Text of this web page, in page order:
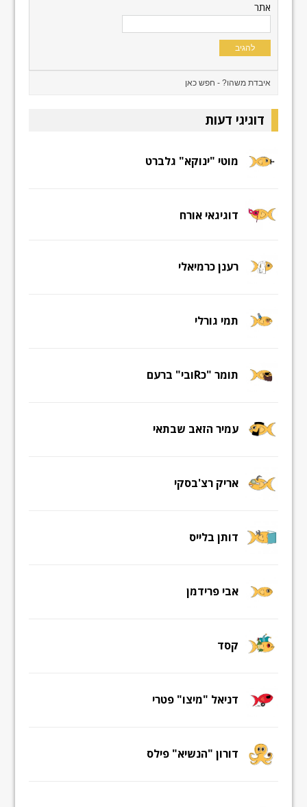
אתר
דוגיגי דעות
מוטי "ינוקא" גלברט
דוגיגאי אורח
רענן כרמיאלי
תמי גורלי
תומר "כRובי" ברעם
עמיר הזאב שבתאי
אריק רצ'בסקי
דותן בלייס
אבי פרידמן
קסד
דניאל "מיצו" פטרי
דורון "הנשיא" פילס